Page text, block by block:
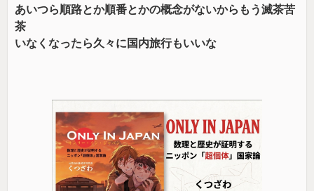
あいつら順路とか順番とかの概念がないからもう滅茶苦
茶
いなくなったら久々に国内旅行もいいな